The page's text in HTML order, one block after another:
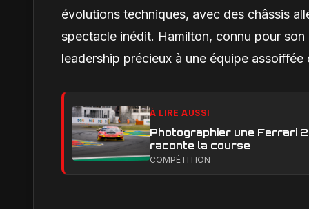
évolutions techniques, avec des châssis
spectacle inédit. Hamilton, connu pour
leadership précieux à une équipe
À LIRE AUSSI
Photographier une Ferrari
raconte la course
COMPÉTITION